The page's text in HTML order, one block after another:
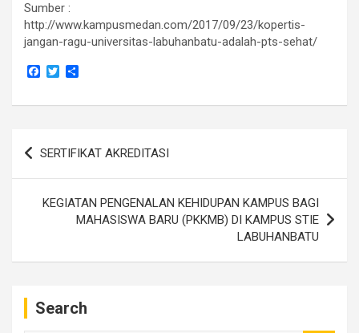
Sumber :
http://www.kampusmedan.com/2017/09/23/kopertis-
jangan-ragu-universitas-labuhanbatu-adalah-pts-sehat/
F
e
o
k
T
t
r
r
Navigasi
pos
SERTIFIKAT AKREDITASI
KEGIATAN PENGENALAN KEHIDUPAN KAMPUS BAGI
MAHASISWA BARU (PKKMB) DI KAMPUS STIE
LABUHANBATU
Search